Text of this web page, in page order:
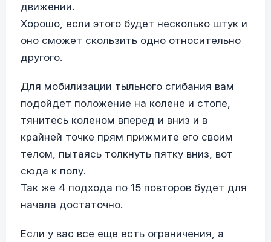
движении.
Хорошо, если этого будет несколько штук и
оно сможет скользить одно относительно
другого.
Для мобилизации тыльного сгибания вам
подойдет положение на колене и стопе,
тянитесь коленом вперед и вниз и в
крайней точке прям прижмите его своим
телом, пытаясь толкнуть пятку вниз, вот
сюда к полу.
Так же 4 подхода по 15 повторов будет для
начала достаточно.
Если у вас все еще есть ограничения, а